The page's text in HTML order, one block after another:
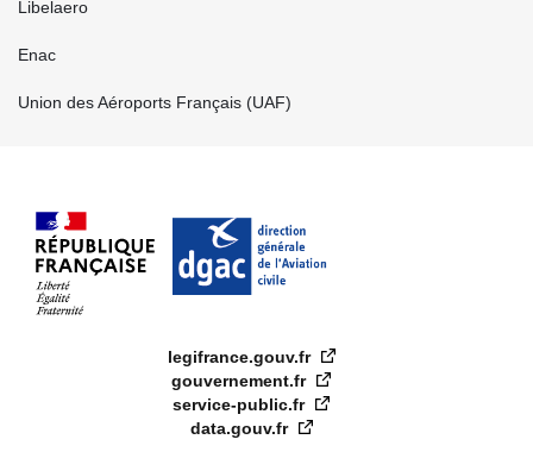
Libelaero
Enac
Union des Aéroports Français (UAF)
legifrance.gouv.fr
gouvernement.fr
service-public.fr
data.gouv.fr